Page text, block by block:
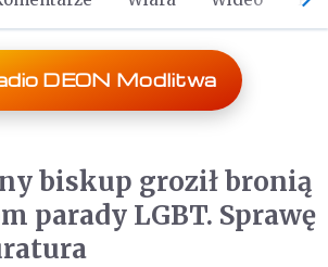
DEON Modlitwa
biskup groził bronią
parady LGBT. Sprawę